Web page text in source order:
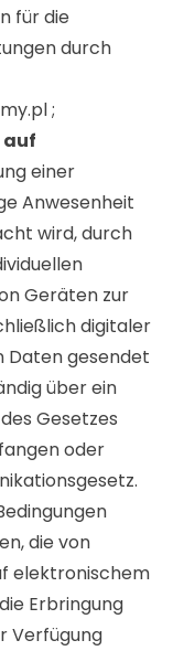
für die
durch
;
auf
einer
Anwesenheit
wird, durch
Geräten zur
digitaler
Daten gesendet
über ein
Gesetzes
oder
die von
elektronischem
Erbringung
Verfügung